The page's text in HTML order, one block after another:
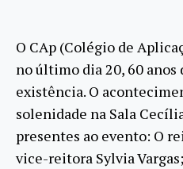
O CAp (Colégio de
no último dia 20, 60 anos
existência. O
solenidade na Sala
presentes ao evento: O
vice-reitora Sylvia